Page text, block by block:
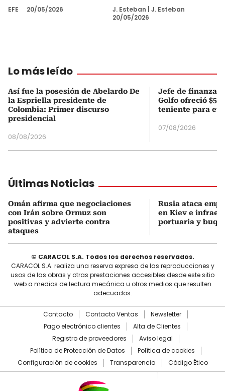
EFE 20/05/2026 J. Esteban
J. Esteban
20/05/2026
Lo más leído
Así fue la posesión de Abelardo De
la Espriella presidente de
Colombia: Primer discurso
presidencial
08/08/2026
Jefe de finanzas
Golfo ofreció
teniente para
07/08/2026
Últimas Noticias
Omán afirma que negociaciones
con Irán sobre Ormuz son
positivas y advierte contra
ataques
Rusia ataca
en Kiev e
portuaria y
© CARACOL S.A. Todos los derechos reservados.
CARACOL S.A. realiza una reserva expresa de las reproducciones y
usos de las obras y otras prestaciones accesibles desde este sitio
web a medios de lectura mecánica u otros medios que resulten
adecuados.
Contacto Contacto Ventas
Newsletter
Pago electrónico clientes
Alta de Clientes
Registro de proveedores
Aviso legal
Política de Protección de Datos
Política de cookies
Configuración de cookies
Transparencia Código Ético